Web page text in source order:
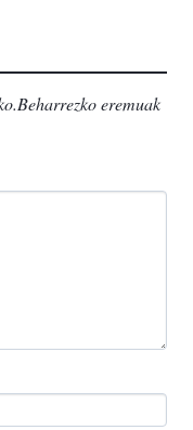
Beharrezko eremuak